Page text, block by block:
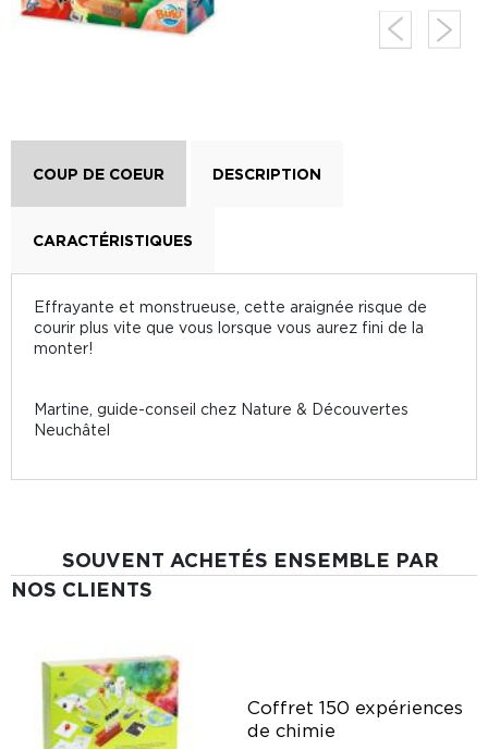
COUP DE COEUR DESCRIPTION
CARACTÉRISTIQUES
Effrayante et monstrueuse, cette araignée risque de
courir plus vite que vous lorsque vous aurez fini de la
monter!
Martine, guide-conseil chez Nature & Découvertes
Neuchâtel
SOUVENT ACHETÉS ENSEMBLE PAR
NOS CLIENTS
Coffret 150 expériences
de chimie